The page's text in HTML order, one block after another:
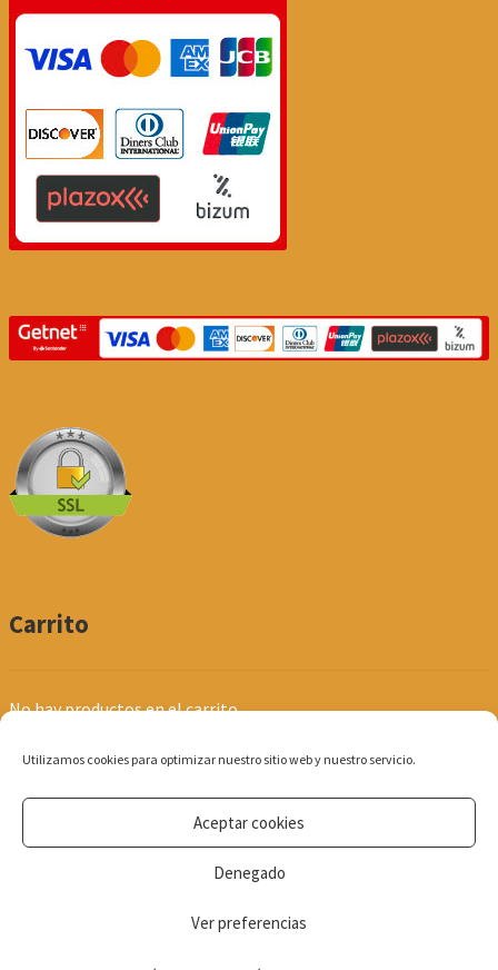
Utilizamos cookies para optimizar nuestro sitio web y nuestro servicio.
Aceptar cookies
Denegado
Ver preferencias
Carrito
No hay productos en el carrito.
© Produpel | Productos de Peluquería y Estética 2026